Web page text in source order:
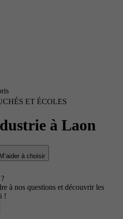
ET ÉCOLES
à Laon
M’aider à choisir
à nos questions et découvrir les
!